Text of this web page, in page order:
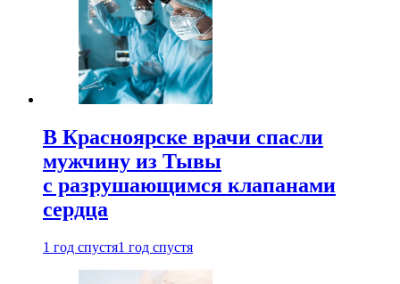
В Красноярске врачи спасли
мужчину из Тывы
с разрушающимся клапанами
сердца
1 год спустя1 год спустя